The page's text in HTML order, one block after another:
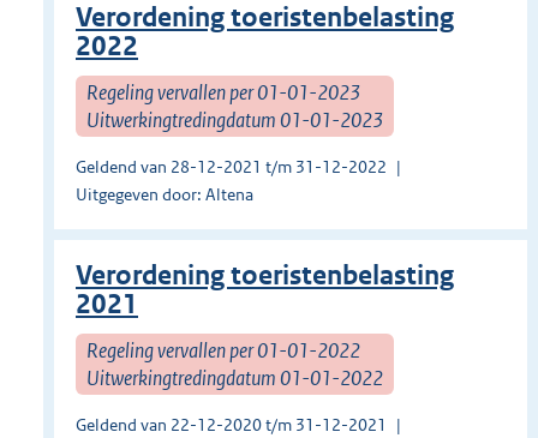
Verordening toeristenbelasting
2022
Regeling vervallen per 01-01-2023
Uitwerkingtredingdatum 01-01-2023
Geldend van 28-12-2021 t/m 31-12-2022
Uitgegeven door: Altena
Verordening toeristenbelasting
2021
Regeling vervallen per 01-01-2022
Uitwerkingtredingdatum 01-01-2022
Geldend van 22-12-2020 t/m 31-12-2021